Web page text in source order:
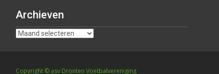
Archieven
Copyright © asv Dronten Voetbalvereniging